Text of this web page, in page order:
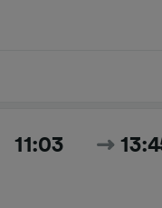
11:03